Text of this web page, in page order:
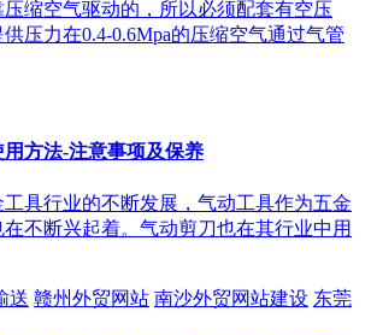
缩空气驱动的，所以必须配套有空压
压力在0.4-0.6Mpa的压缩空气通过气管
方法-注意事项及保养
工具行业的不断发展，气动工具作为五金
不断兴起着。气动剪刀也在其行业中用
送 赣州外贸网站 南沙外贸网站建设 东莞